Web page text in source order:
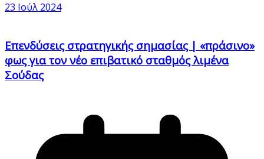
23 Ιούλ 2024
Επενδύσεις στρατηγικής σημασίας | «πράσινο»
φως για τον νέο επιβατικό σταθμός λιμένα
Σούδας